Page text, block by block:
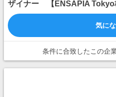
ザイナー 【ENSAPIA Tokyo
気に
条件に合致したこの企